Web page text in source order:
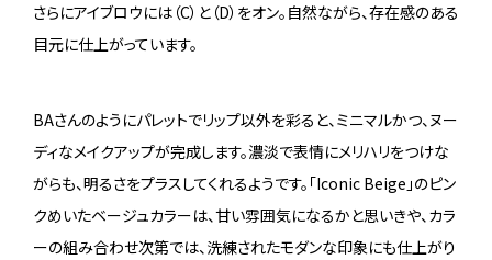
さらにアイブロウには（C）と（D）をオン。自然ながら、存在感のある
目元に仕上がっています。
BAさんのようにパレットでリップ以外を彩ると、ミニマルかつ、ヌー
ディなメイクアップが完成します。濃淡で表情にメリハリをつけな
がらも、明るさをプラスしてくれるようです。「Iconic Beige」のピン
クめいたベージュカラーは、甘い雰囲気になるかと思いきや、カラ
ーの組み合わせ次第では、洗練されたモダンな印象にも仕上がり